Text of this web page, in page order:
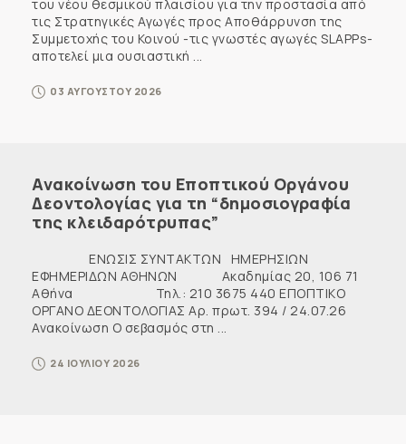
του νέου θεσμικού πλαισίου για την προστασία από
τις Στρατηγικές Αγωγές προς Αποθάρρυνση της
Συμμετοχής του Κοινού -τις γνωστές αγωγές SLAPPs-
αποτελεί μια ουσιαστική ...
03 ΑΥΓΟΥΣΤΟΥ 2026
Ανακοίνωση του Εποπτικού Οργάνου
Δεοντολογίας για τη “δημοσιογραφία
της κλειδαρότρυπας”
ΕΝΩΣΙΣ ΣΥΝΤΑΚΤΩΝ ΗΜΕΡΗΣΙΩΝ
ΕΦΗΜΕΡΙΔΩΝ ΑΘΗΝΩΝ Ακαδημίας 20, 106 71
Αθήνα Τηλ.: 210 3675 440 ΕΠΟΠΤΙΚΟ
ΟΡΓΑΝΟ ΔΕΟΝΤΟΛΟΓΙΑΣ Αρ. πρωτ. 394 / 24.07.26
Ανακοίνωση Ο σεβασμός στη ...
24 ΙΟΥΛΙΟΥ 2026